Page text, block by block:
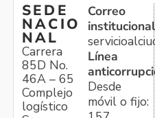
SEDE
NACIO
NAL
Carrera
85D No.
46A – 65
Complejo
logístico
Correo
Línea
Desde
móvil o fijo: